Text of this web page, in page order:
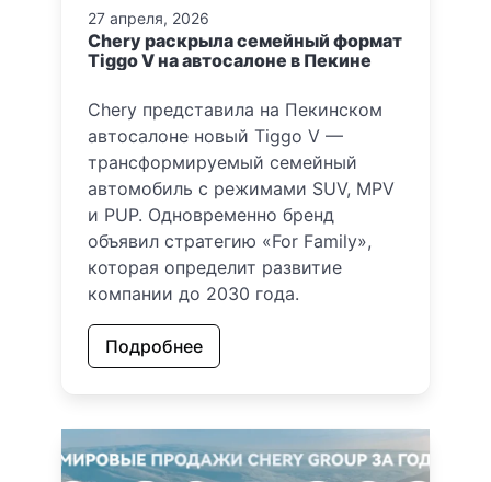
27 апреля, 2026
Chery раскрыла семейный формат
Tiggo V на автосалоне в Пекине
Chery представила на Пекинском
автосалоне новый Tiggo V —
трансформируемый семейный
автомобиль с режимами SUV, MPV
и PUP. Одновременно бренд
объявил стратегию «For Family»,
которая определит развитие
компании до 2030 года.
Подробнее